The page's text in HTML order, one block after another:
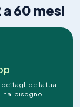
a 60 mesi
della tua
hai bisogno